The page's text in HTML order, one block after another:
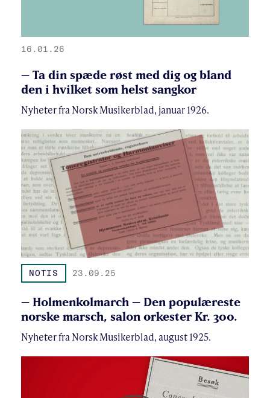
16.01.26
– Ta din spæde røst med dig og bland
den i hvilket som helst sangkor
Nyheter fra Norsk Musikerblad, januar 1926.
NOTIS 23.09.25
– Holmenkolmarch – Den populæreste
norske marsch, salon orkester Kr. 300.
Nyheter fra Norsk Musikerblad, august 1925.